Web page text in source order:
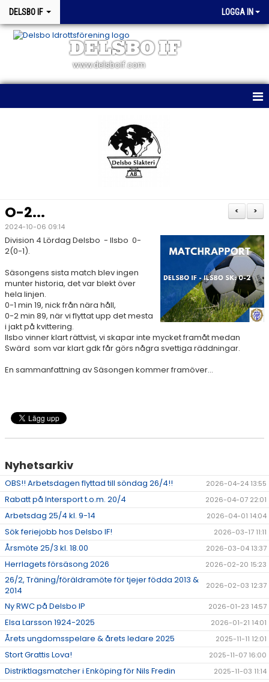
DELSBO IF LOGGA IN
DELSBO IF
www.delsboif.com
MATCHER
WEBSHOP
SPONSORER
STÖTTA DIF
KONTAKT
>
<
O-2...
2024-10-06 09:14
Division 4 Lördag Delsbo - Ilsbo 0-
2(0-1).
Säsongens sista match blev ingen
munter historia, det var blekt över
hela linjen.
0-1 min 19, nick från nära håll,
0-2 min 89, när vi flyttat upp det mesta
i jakt på kvittering.
Ilsbo vinner klart rättvist, vi skapar inte mycket framåt medan
Swärd som var klart gdk får görs några svettiga räddningar.
En sammanfattning av Säsongen kommer framöver...
Nyhetsarkiv
OBS!! Arbetsdagen flyttad till söndag 26/4!! 2026-04-24 13:55
Rabatt på Intersport t.o.m. 20/4 2026-04-07 22:01
Arbetsdag 25/4 kl. 9-14 2026-04-01 14:04
Sök feriejobb hos Delsbo IF! 2026-03-17 11:11
Årsmöte 25/3 kl. 18.00 2026-03-04 13:37
Herrlagets försäsong 2026 2026-02-20 15:23
26/2, Träning/föräldramöte för tjejer födda 2013 &
2014
2026-02-03 12:37
Ny RWC på Delsbo IP 2026-01-23 14:57
Elsa Larsson 1924-2025 2026-01-21 14:01
Årets ungdomsspelare & årets ledare 2025 2025-11-11 12:01
Stort Grattis Lova! 2025-11-07 16:00
Distriktlagsmatcher i Enköping för Nils Fredin
2025-11-03 11:14